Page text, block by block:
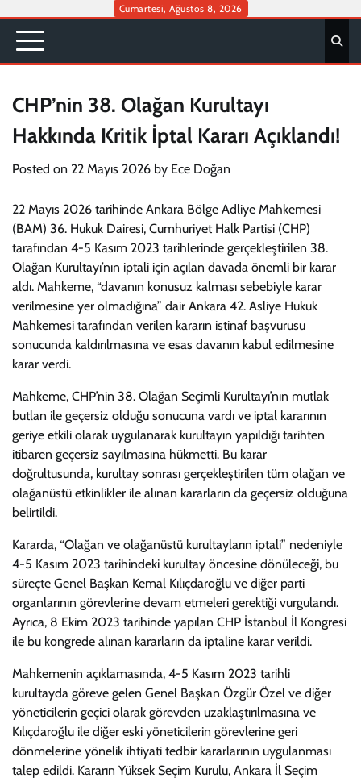
content
Cumartesi, Ağustos 8, 2026
CHP’nin 38. Olağan Kurultayı
Hakkında Kritik İptal Kararı Açıklandı!
Posted on 22 Mayıs 2026 by Ece Doğan
22 Mayıs 2026 tarihinde Ankara Bölge Adliye Mahkemesi
(BAM) 36. Hukuk Dairesi, Cumhuriyet Halk Partisi (CHP)
tarafından 4-5 Kasım 2023 tarihlerinde gerçekleştirilen 38.
Olağan Kurultayı’nın iptali için açılan davada önemli bir karar
aldı. Mahkeme, “davanın konusuz kalması sebebiyle karar
verilmesine yer olmadığına” dair Ankara 42. Asliye Hukuk
Mahkemesi tarafından verilen kararın istinaf başvurusu
sonucunda kaldırılmasına ve esas davanın kabul edilmesine
karar verdi.
Mahkeme, CHP’nin 38. Olağan Seçimli Kurultayı’nın mutlak
butlan ile geçersiz olduğu sonucuna vardı ve iptal kararının
geriye etkili olarak uygulanarak kurultayın yapıldığı tarihten
itibaren geçersiz sayılmasına hükmetti. Bu karar
doğrultusunda, kurultay sonrası gerçekleştirilen tüm olağan ve
olağanüstü etkinlikler ile alınan kararların da geçersiz olduğuna
belirtildi.
Kararda, “Olağan ve olağanüstü kurultayların iptali” nedeniyle
4-5 Kasım 2023 tarihindeki kurultay öncesine dönüleceği, bu
süreçte Genel Başkan Kemal Kılıçdaroğlu ve diğer parti
organlarının görevlerine devam etmeleri gerektiği vurgulandı.
Ayrıca, 8 Ekim 2023 tarihinde yapılan CHP İstanbul İl Kongresi
ile bu kongrede alınan kararların da iptaline karar verildi.
Mahkemenin açıklamasında, 4-5 Kasım 2023 tarihli
kurultayda göreve gelen Genel Başkan Özgür Özel ve diğer
yöneticilerin geçici olarak görevden uzaklaştırılmasına ve
Kılıçdaroğlu ile diğer eski yöneticilerin görevlerine geri
dönmelerine yönelik ihtiyati tedbir kararlarının uygulanması
talep edildi. Kararın Yüksek Seçim Kurulu, Ankara İl Seçim